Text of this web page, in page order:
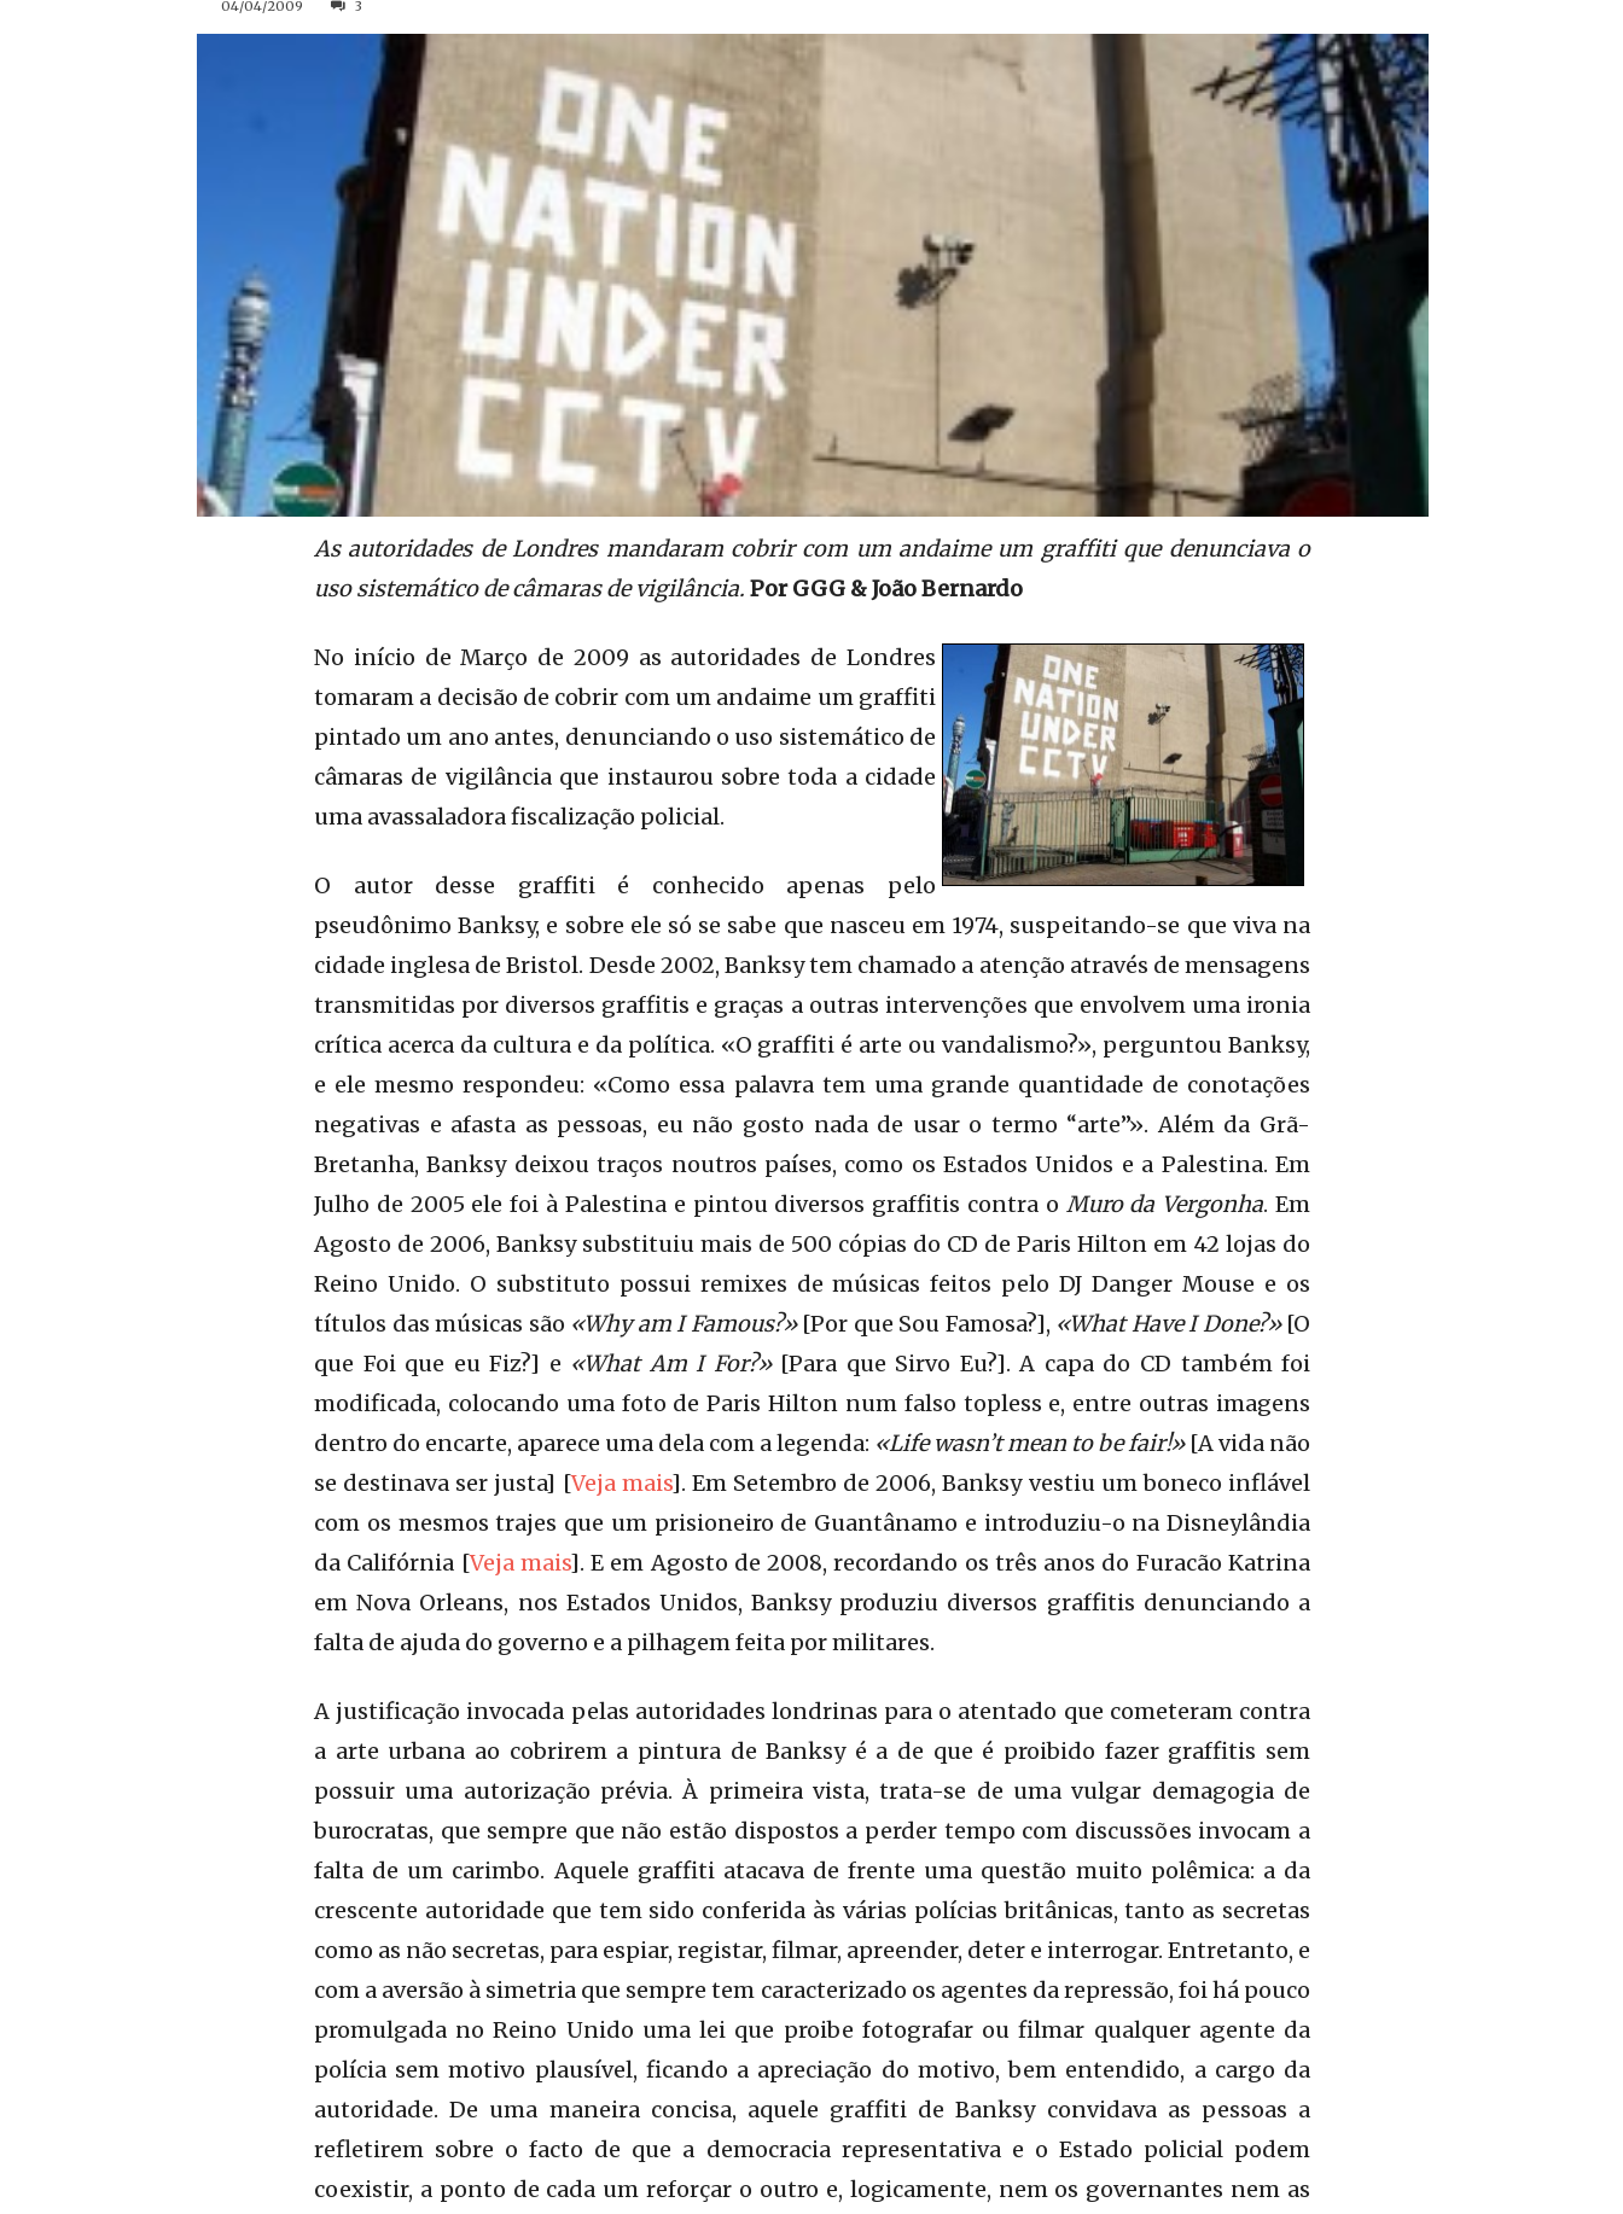
04/04/2009 3
As autoridades de Londres mandaram cobrir com um andaime um graffiti que denunciava o
uso sistemático de câmaras de vigilância. Por GGG & João Bernardo
No início de Março de 2009 as autoridades de Londres
tomaram a decisão de cobrir com um andaime um graffiti
pintado um ano antes, denunciando o uso sistemático de
câmaras de vigilância que instaurou sobre toda a cidade
uma avassaladora fiscalização policial.
O autor desse graffiti é conhecido apenas pelo
pseudônimo Banksy, e sobre ele só se sabe que nasceu em 1974, suspeitando-se que viva na
cidade inglesa de Bristol. Desde 2002, Banksy tem chamado a atenção através de mensagens
transmitidas por diversos graffitis e graças a outras intervenções que envolvem uma ironia
crítica acerca da cultura e da política. «O graffiti é arte ou vandalismo?», perguntou Banksy,
e ele mesmo respondeu: «Como essa palavra tem uma grande quantidade de conotações
negativas e afasta as pessoas, eu não gosto nada de usar o termo “arte”». Além da Grã-
Bretanha, Banksy deixou traços noutros países, como os Estados Unidos e a Palestina. Em
Julho de 2005 ele foi à Palestina e pintou diversos graffitis contra o Muro da Vergonha. Em
Agosto de 2006, Banksy substituiu mais de 500 cópias do CD de Paris Hilton em 42 lojas do
Reino Unido. O substituto possui remixes de músicas feitos pelo DJ Danger Mouse e os
títulos das músicas são «Why am I Famous?»[Por que Sou Famosa?], «What Have I Done?»[O
que Foi que eu Fiz?] e «What Am I For?»[Para que Sirvo Eu?]. A capa do CD também foi
modificada, colocando uma foto de Paris Hilton num falso topless e, entre outras imagens
dentro do encarte, aparece uma dela com a legenda: «Life wasn’t mean to be fair!»[A vida não
se destinava ser justa] [Veja mais]. Em Setembro de 2006, Banksy vestiu um boneco inflável
com os mesmos trajes que um prisioneiro de Guantânamo e introduziu-o na Disneylândia
da Califórnia [Veja mais]. E em Agosto de 2008, recordando os três anos do Furacão Katrina
em Nova Orleans, nos Estados Unidos, Banksy produziu diversos graffitis denunciando a
falta de ajuda do governo e a pilhagem feita por militares.
A justificação invocada pelas autoridades londrinas para o atentado que cometeram contra
a arte urbana ao cobrirem a pintura de Banksy é a de que é proibido fazer graffitis sem
possuir uma autorização prévia. À primeira vista, trata-se de uma vulgar demagogia de
burocratas, que sempre que não estão dispostos a perder tempo com discussões invocam a
falta de um carimbo. Aquele graffiti atacava de frente uma questão muito polêmica: a da
crescente autoridade que tem sido conferida às várias polícias britânicas, tanto as secretas
como as não secretas, para espiar, registar, filmar, apreender, deter e interrogar. Entretanto, e
com a aversão à simetria que sempre tem caracterizado os agentes da repressão, foi há pouco
promulgada no Reino Unido uma lei que proibe fotografar ou filmar qualquer agente da
polícia sem motivo plausível, ficando a apreciação do motivo, bem entendido, a cargo da
autoridade. De uma maneira concisa, aquele graffiti de Banksy convidava as pessoas a
refletirem sobre o facto de que a democracia representativa e o Estado policial podem
coexistir, a ponto de cada um reforçar o outro e, logicamente, nem os governantes nem as